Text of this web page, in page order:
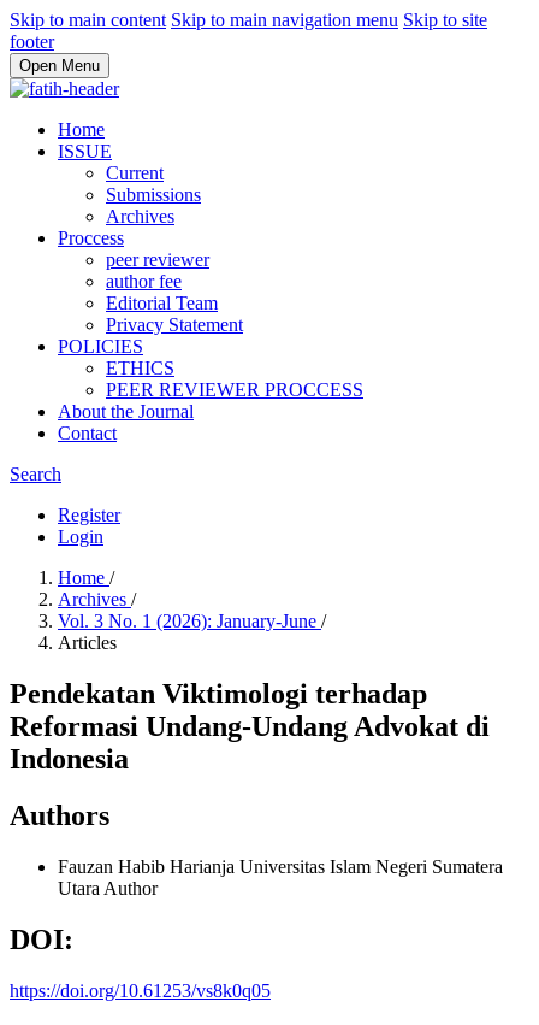
Skip to main content Skip to main navigation menu Skip to site
footer
Open Menu
Home
ISSUE
Current
Submissions
Archives
Proccess
peer reviewer
author fee
Editorial Team
Privacy Statement
POLICIES
ETHICS
PEER REVIEWER PROCCESS
About the Journal
Contact
Search
Register
Login
Home /
Archives /
Vol. 3 No. 1 (2026): January-June /
Articles
Pendekatan Viktimologi terhadap
Reformasi Undang-Undang Advokat di
Indonesia
Authors
Fauzan Habib Harianja Universitas Islam Negeri Sumatera
Utara Author
DOI:
https://doi.org/10.61253/vs8k0q05